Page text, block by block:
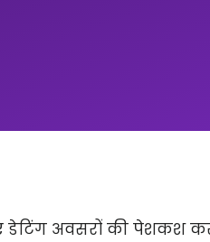
अवसरों की पेशकश